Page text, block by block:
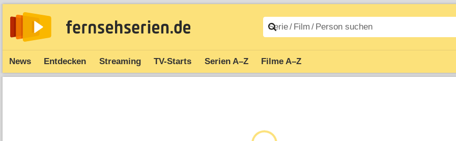
News Entdecken Streaming TV-Starts Serien A–Z Filme A–Z